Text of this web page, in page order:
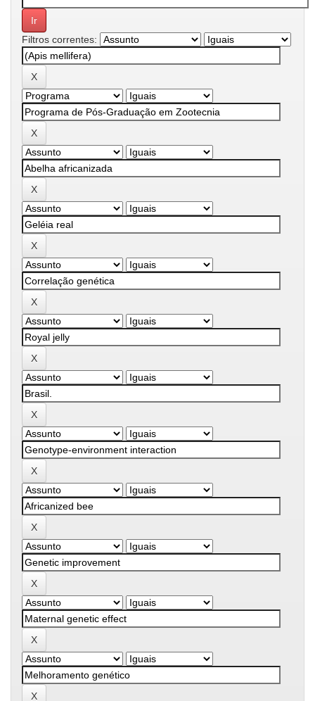
Filtros correntes: